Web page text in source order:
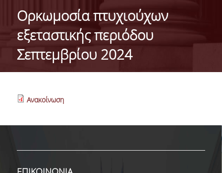
ΓΕΝΙΚΕΣ ΠΛΗΡΟΦΟΡΙΕΣ
ΔΙΟΙΚΗΣΗ ΤΟΥ ΤΜΗΜΑΤΟΣ
ΓΡΑΜΜΑΤΕΙΑ ΠΡΟΠΤΥΧΙΑΚΩΝ ΣΠΟΥΔΩΝ
ΑΝΘΡΩΠΙΝΟ ΔΥΝΑΜΙΚΟ
ΜΕΛΗ ΔΕΠ
ΕΠΙΤΙΜΟΙ ΔΙΔΑΚΤΟΡΕΣ / ΕΡΕΥΝΗΤΙΚΟΙ
Ορκωμοσία πτυχιούχων
εξεταστικής περιόδου
Σεπτεμβρίου 2024
Ανακοίνωση